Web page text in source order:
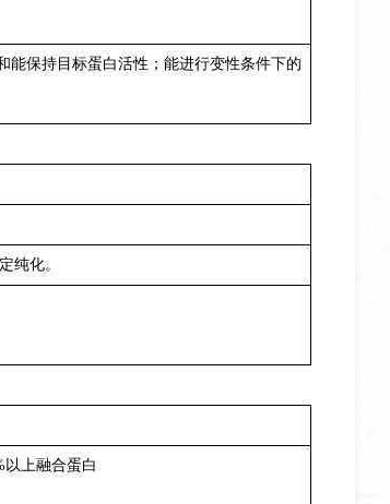
能保持目标蛋白活性；能进行变性条件下的
纯化。
以上融合蛋白